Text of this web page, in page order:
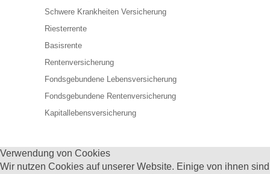
Schwere Krankheiten Versicherung
Riesterrente
Basisrente
Rentenversicherung
Fondsgebundene Lebensversicherung
Fondsgebundene Rentenversicherung
Kapitallebensversicherung
Verwendung von Cookies
Wir nutzen Cookies auf unserer Website. Einige von ihnen sind